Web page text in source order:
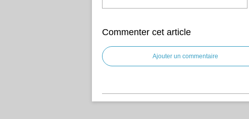
Commenter cet article
Ajouter un commentaire